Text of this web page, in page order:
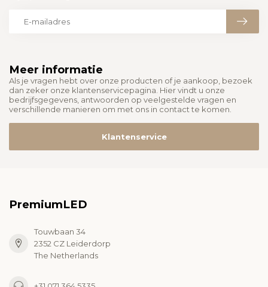
Meer informatie
Als je vragen hebt over onze producten of je aankoop, bezoek
dan zeker onze klantenservicepagina. Hier vindt u onze
bedrijfsgegevens, antwoorden op veelgestelde vragen en
verschillende manieren om met ons in contact te komen.
Klantenservice
PremiumLED
Touwbaan 34
2352 CZ Leiderdorp
The Netherlands